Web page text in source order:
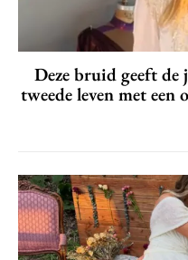
Deze bruid geeft de
tweede leven met